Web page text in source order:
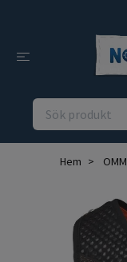
Hem OMM